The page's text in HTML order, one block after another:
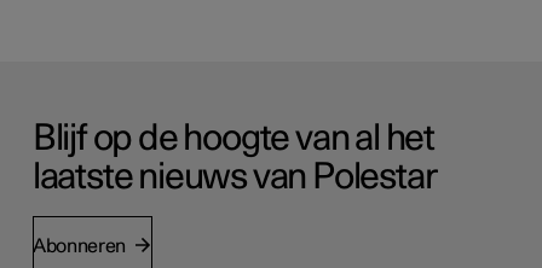
Blijf op de hoogte van al het
laatste nieuws van Polestar
Abonneren